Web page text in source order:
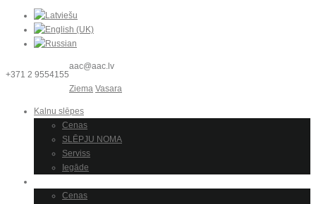
+371 2 9554155
aac@aac.lv
Ziema Vasara
Kalnu slēpes
Cenas
SLĒPJU NOMA
Serviss
Iegāde
Cenas